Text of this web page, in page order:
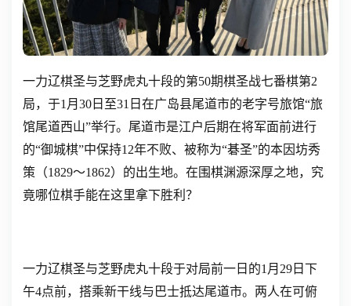
一力辽棋圣与芝野虎丸十段的第50期棋圣战七番棋第2
局，于1月30日至31日在广岛县尾道市的老字号旅馆“旅
馆尾道西山”举行。尾道市是江户后期在将军面前进行
的“御城棋”中保持12年不败、被称为“碁圣”的本因坊秀
策（1829～1862）的出生地。在围棋渊源深厚之地，究
竟哪位棋手能在这里拿下胜利？
一力辽棋圣与芝野虎丸十段于对局前一日的1月29日下
午4点前，搭乘新干线与巴士抵达尾道市。两人在可俯